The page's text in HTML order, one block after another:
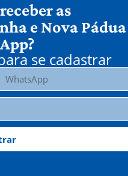
as
e Nova
se cadastrar